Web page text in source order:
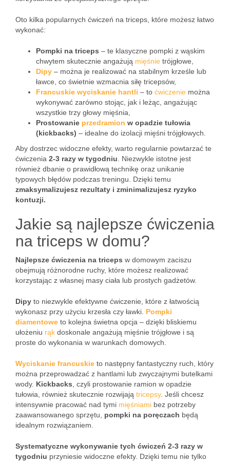
Oto kilka popularnych ćwiczeń na triceps, które możesz łatwo
wykonać:
Pompki na triceps – te klasyczne pompki z wąskim
chwytem skutecznie angażują mięśnie trójgłowe,
Dipy – można je realizować na stabilnym krześle lub
ławce, co świetnie wzmacnia siłę tricepsów,
Francuskie wyciskanie hantli – to ćwiczenie można
wykonywać zarówno stojąc, jak i leżąc, angażując
wszystkie trzy głowy mięśnia,
Prostowanie przedramion w opadzie tułowia
(kickbacks) – idealne do izolacji mięśni trójgłowych.
Aby dostrzec widoczne efekty, warto regularnie powtarzać te
ćwiczenia 2-3 razy w tygodniu . Niezwykle istotne jest
również dbanie o prawidłową technikę oraz unikanie
typowych błędów podczas treningu. Dzięki temu
zmaksymalizujesz rezultaty i zminimalizujesz ryzyko
kontuzji.
Jakie są najlepsze ćwiczenia
na triceps w domu?
Najlepsze ćwiczenia na triceps w domowym zaciszu
obejmują różnorodne ruchy, które możesz realizować
korzystając z własnej masy ciała lub prostych gadżetów.
Dipy to niezwykle efektywne ćwiczenie, które z łatwością
wykonasz przy użyciu krzesła czy ławki. Pompki
diamentowe to kolejna świetna opcja – dzięki bliskiemu
ułożeniu rąk doskonale angażują mięśnie trójgłowe i są
proste do wykonania w warunkach domowych.
Wyciskanie francuskie to następny fantastyczny ruch, który
można przeprowadzać z hantlami lub zwyczajnymi butelkami
wody. Kickbacks , czyli prostowanie ramion w opadzie
tułowia, również skutecznie rozwijają tricepsy. Jeśli chcesz
intensywnie pracować nad tymi mięśniami bez potrzeby
zaawansowanego sprzętu, pompki na poręczach będą
idealnym rozwiązaniem.
Systematyczne wykonywanie tych ćwiczeń 2-3 razy w
tygodniu przyniesie widoczne efekty. Dzięki temu nie tylko